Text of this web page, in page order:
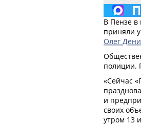
В Пензе в
приняли
Олег
полиции.
«Сейчас
и
своих
утром 13